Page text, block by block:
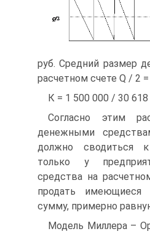
руб. Средний размер
расчетном счете Q / 2
К = 1 500 000 / 30
Согласно этим
денежными
должно сводиться
только у
средства на
продать
сумму, примерно
Модель Миллера –